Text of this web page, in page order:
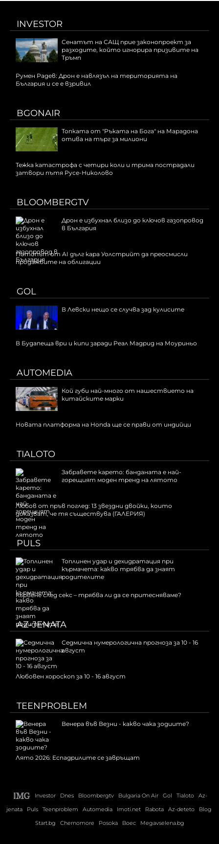
INVESTOR
Сенатът на САЩ прие законопроект за
разходите, който игнорира призивите на
Тръмп
Румен Радев: Дрон е навлязъл на територията на
България и се е взривил
BGONAIR
Топката от "Ръката на Бога" на Марадона
отива на търг за милиони
Тежка катастрофа с четири коли и трима пострадали
затвори пътя Русе-Николово
BLOOMBERGTV
Дрон е избухнал близо до ключов газопровод
в България
Потопът от AI дълг кара Уолстрийт да преосмисли
продажбите на облигации
GOL
В Левски нещо се случва зад кулисите
В Будапеща ври и кипи заради Реал Мадрид на Моуриньо
AUTOMEDIA
Кой губи най-много от нашествието на
китайските марки
Новата платформа на Honda ще се прави от индийци
TIALOTO
Забравете карето: банданата е най-
горещият моден тренд на лятото
Любов от пръв поглед: 13 звездни двойки, които
доказват, че тя съществува (ГАЛЕРИЯ)
PULS
Топлинен удар и дехидратация при
кърмачета: какво трябва да знаят
родителите
Кървене след секс – трябва ли да се притесняваме?
AZ-JENATA
Седмична нумерологична прогноза за 10 - 16
август
Любовен хороскоп за 10 - 16 август
TEENPROBLEM
Венера във Везни - какво чака зодиите?
Лято 2026: Еспадрилите се завръщат
Investor Dnes Bloombergtv Bulgaria On Air Gol Tialoto
Az-
jenata
Puls Teenproblem Automedia Imoti.net Rabota Az-deteto
Blog
Start.bg
Chernomore Posoka Boec Megavselena.bg